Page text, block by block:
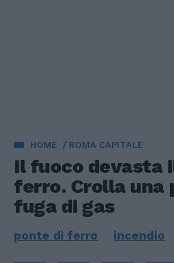
HOME ROMA CAPITALE
Il fuoco devasta
ferro. Crolla una
fuga di gas
ponte di ferro incendio